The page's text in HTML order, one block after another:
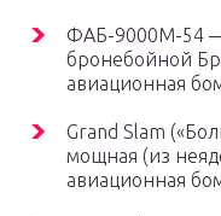
ФАБ-9000М-54 —
бронебойной
авиационная
Grand Slam
мощная (из
авиационная